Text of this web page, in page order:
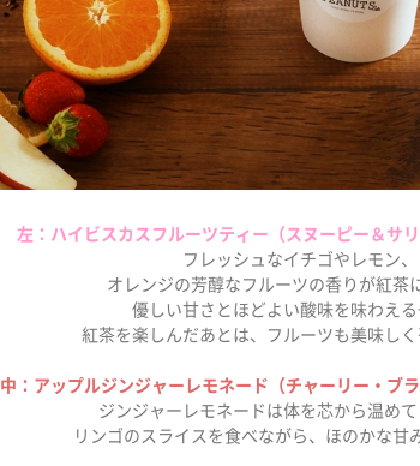
左：ハイビスカスフルーツティー（スヌーピー＆サ
フレッシュなイチゴやレモン、
オレンジの芳醇なフルーツの香りが紅茶
優しい甘さとほどよい酸味を味わえ
紅茶を楽しんだあとは、フルーツも美味しく
中：アップルジンジャーレモネード（チャーリー・ブ
ジンジャーレモネードは体を芯から温め
リンゴのスライスを食べながら、ほのかな甘